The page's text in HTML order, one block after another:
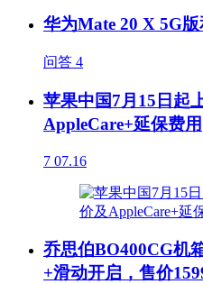
华为Mate 20 X 5G
问答 4
苹果中国7月15日起
AppleCare+延保费用
7 07.16
乔思伯BO400CG机
+滑动开启，售价